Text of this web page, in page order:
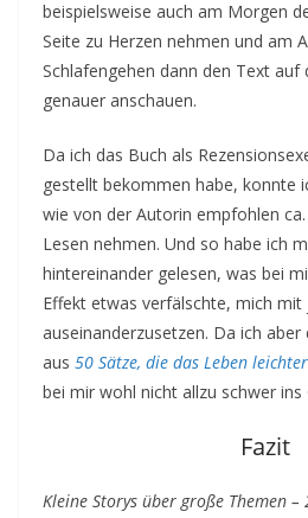
beispielsweise auch am Morgen
Seite zu Herzen nehmen und am
Schlafengehen dann den Text auf
genauer anschauen.
Da ich das Buch als
gestellt bekommen habe, konnte
wie von der Autorin empfohlen
Lesen nehmen. Und so habe ich
hintereinander gelesen, was bei
Effekt etwas verfälschte, mich
auseinanderzusetzen. Da ich aber
aus 50 Sätze, die das Leben
bei mir wohl nicht allzu schwer ins
Fazit
Kleine Storys über große Themen